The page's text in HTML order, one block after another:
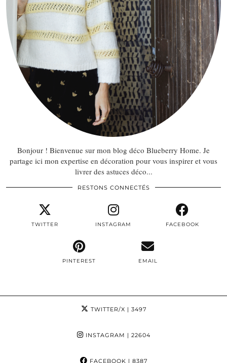
Bonjour ! Bienvenue sur mon blog déco Blueberry Home. Je
partage ici mon expertise en décoration pour vous inspirer et vous
livrer des astuces déco...
RESTONS CONNECTÉS
TWITTER INSTAGRAM FACEBOOK
PINTEREST EMAIL
TWITTER/X | 3497
INSTAGRAM | 22604
FACEBOOK | 8387